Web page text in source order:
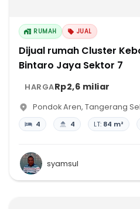
RUMAH JUAL
Dijual rumah Cluster
Bintaro Jaya Sektor 7
HARGARp2,6 miliar
Pondok Aren, Tangerang
4 4 LT: 84 m²
syamsul